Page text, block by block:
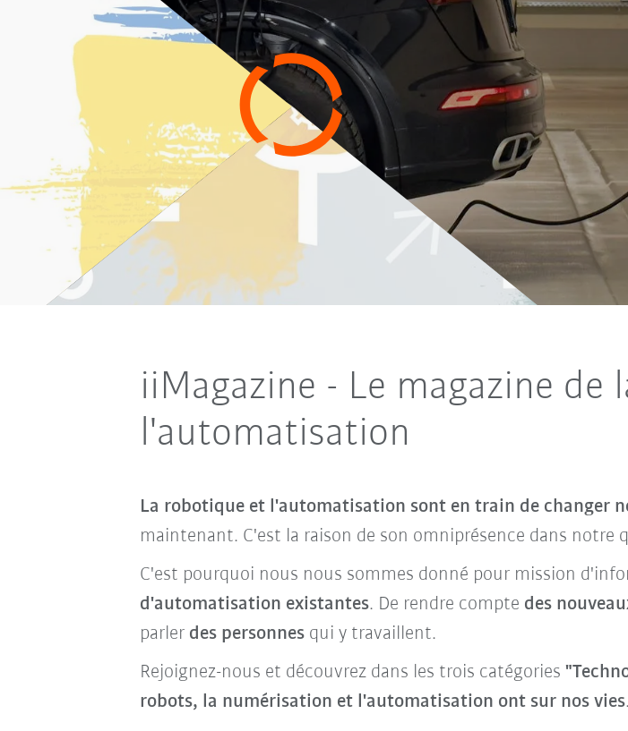
iiMagazine - Le magazine de
l'automatisation
La robotique et l'automatisation sont en train de changer
maintenant. C'est la raison de son omniprésence dans notre
C'est pourquoi nous nous sommes donné pour mission
d'automatisation existantes. De rendre compte des
parler des personnesqui y travaillent.
Rejoignez-nous et découvrez dans les trois catégories
robots, la numérisation et l'automatisation ont sur nos vies.